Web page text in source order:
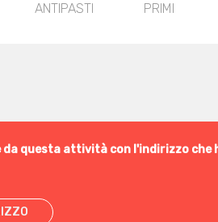
ANTIPASTI PRIMI
da questa attività con l'indirizzo che